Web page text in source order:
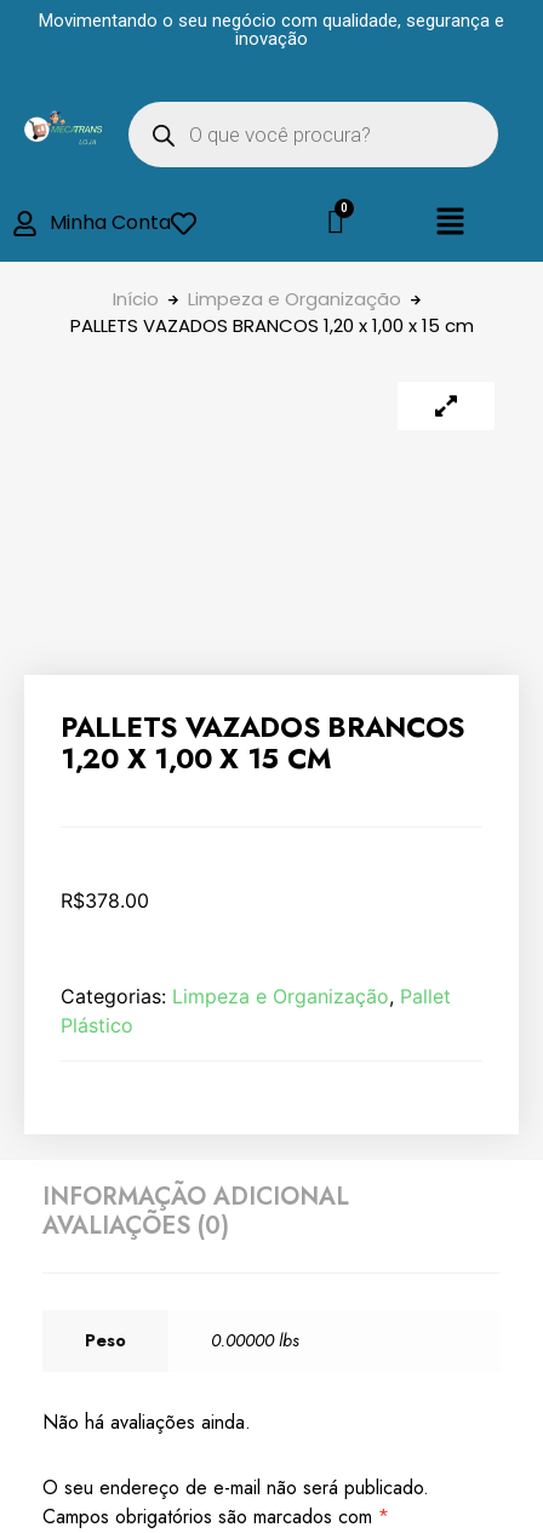
Movimentando o seu negócio com qualidade, segurança e
inovação
Minha Conta
Início
Limpeza e Organização
PALLETS VAZADOS BRANCOS 1,20 x 1,00 x 15 cm
PALLETS VAZADOS BRANCOS
1,20 X 1,00 X 15 CM
R$378.00
Categorias: Limpeza e Organização, Pallet
Plástico
INFORMAÇÃO ADICIONAL
AVALIAÇÕES (0)
Peso 0.00000 lbs
Não há avaliações ainda.
O seu endereço de e-mail não será publicado.
Campos obrigatórios são marcados com *